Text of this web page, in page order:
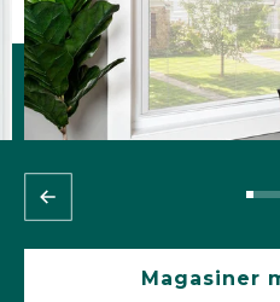
Magasiner